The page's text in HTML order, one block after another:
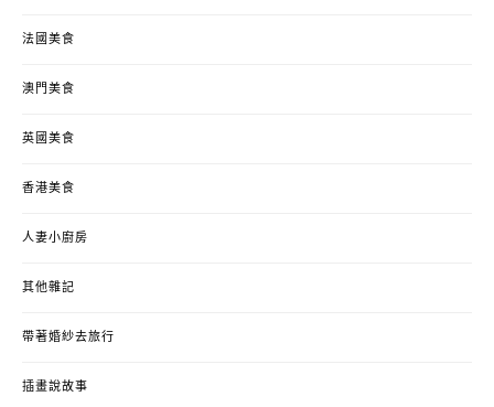
法國美食
澳門美食
英國美食
香港美食
人妻小廚房
其他雜記
帶著婚紗去旅行
插畫說故事